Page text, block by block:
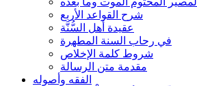
شرح القواعد الأربع
عقيدة أهل السُّنَّة
في رحاب السنة المطهرة
شروط كلمة الإخلاص
مقدمة متن الرسالة
الفقه وأصوله